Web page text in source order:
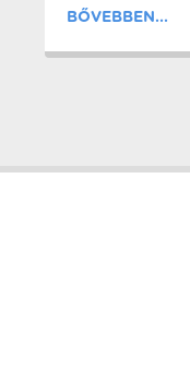
BŐVEBBEN...